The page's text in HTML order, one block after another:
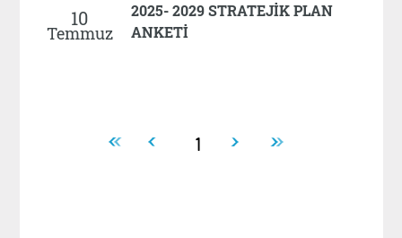
10
Temmuz
2025- 2029 STRATEJİK PLAN
ANKETİ
1